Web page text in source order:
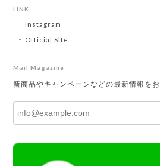
LINK
Instagram
Official Site
Mail Magazine
新商品やキャンペーンなどの最新情報をお